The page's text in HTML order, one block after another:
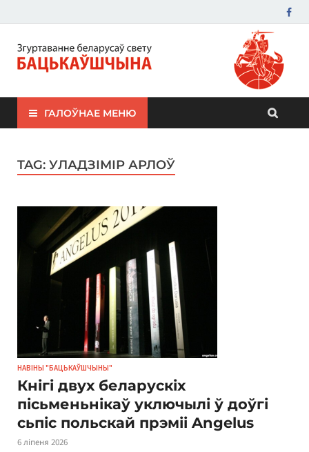
ЗБС "Бацькаўшчына"
ГАЛОЎНАЕ МЕНЮ
TAG: УЛАДЗІМІР АРЛОЎ
НАВІНЫ "БАЦЬКАЎШЧЫНЫ"
Кнігі двух беларускіх
пісьменьнікаў уключылі ў доўгі
сьпіс польскай прэміі Angelus
6 ліпеня 2026